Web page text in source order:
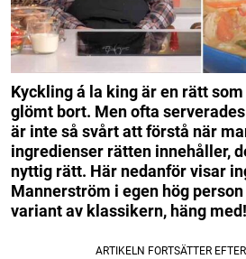
Kyckling á la king är en rätt
glömt bort. Men ofta
är inte så svårt att förstå när
ingredienser rätten innehåller,
nyttig rätt. Här nedanför visar
Mannerström i egen hög
variant av klassikern, häng med!